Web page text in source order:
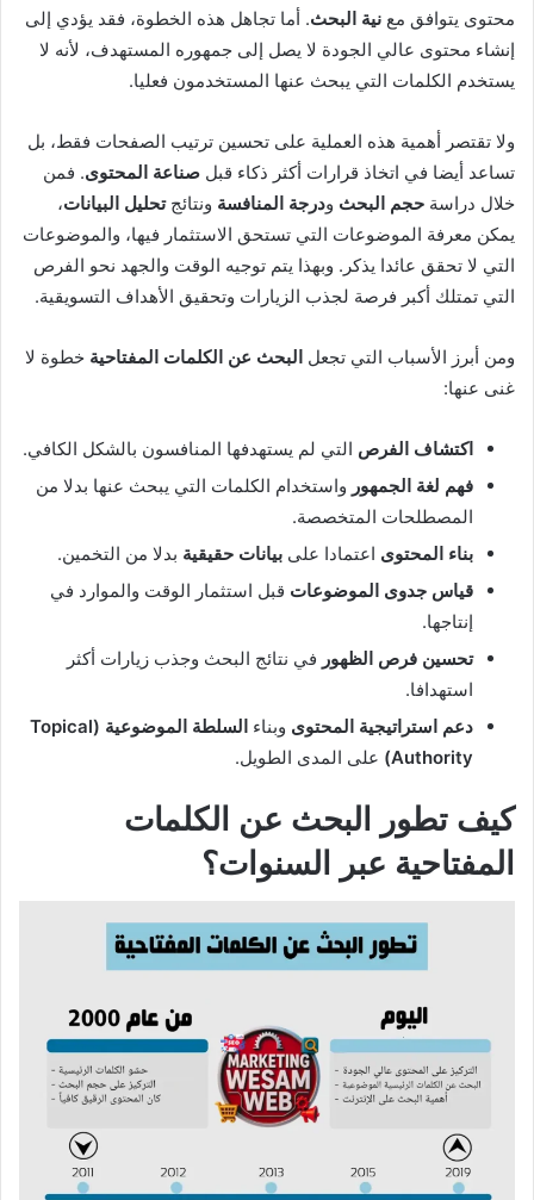
محتوى يتوافق مع نية البحث. أما تجاهل هذه الخطوة، فقد يؤدي إلى
إنشاء محتوى عالي الجودة لا يصل إلى جمهوره المستهدف، لأنه لا
يستخدم الكلمات التي يبحث عنها المستخدمون فعليا.
ولا تقتصر أهمية هذه العملية على تحسين ترتيب الصفحات فقط، بل
تساعد أيضا في اتخاذ قرارات أكثر ذكاء قبل صناعة المحتوى. فمن
خلال دراسة حجم البحث ودرجة المنافسة ونتائجتحليل البيانات،
يمكن معرفة الموضوعات التي تستحق الاستثمار فيها، والموضوعات
التي لا تحقق عائدا يذكر. وبهذا يتم توجيه الوقت والجهد نحو الفرص
التي تمتلك أكبر فرصة لجذب الزيارات وتحقيق الأهداف التسويقية.
ومن أبرز الأسباب التي تجعل البحث عن الكلمات المفتاحية خطوة لا
غنى عنها:
اكتشاف الفرص التي لم يستهدفها المنافسون بالشكل الكافي.
فهم لغة الجمهور واستخدام الكلمات التي يبحث عنها بدلا من
المصطلحات المتخصصة.
بناء المحتوى اعتمادا على بيانات حقيقية بدلا من التخمين.
قياس جدوى الموضوعات قبل استثمار الوقت والموارد في
إنتاجها.
تحسين فرص الظهور في نتائج البحث وجذب زيارات أكثر
استهدافا.
دعم استراتيجية المحتوى وبناء
السلطة الموضوعية (Topical
Authority) على المدى الطويل.
كيف تطور البحث عن الكلمات
المفتاحية عبر السنوات؟